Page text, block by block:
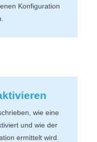
Konfiguration
wie eine
und wie der
ermittelt wird.